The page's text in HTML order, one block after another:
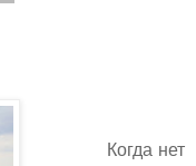
Когда нет